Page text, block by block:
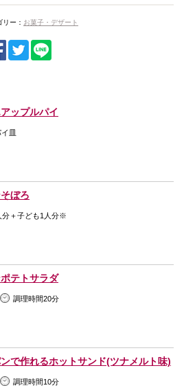
リー： お菓子・デザート
ップルパイ
皿
ぼろ
分＋子ども1人分※
テトサラダ
調理時間20分
で作れるホットサンド(ツナメルト味)
調理時間10分